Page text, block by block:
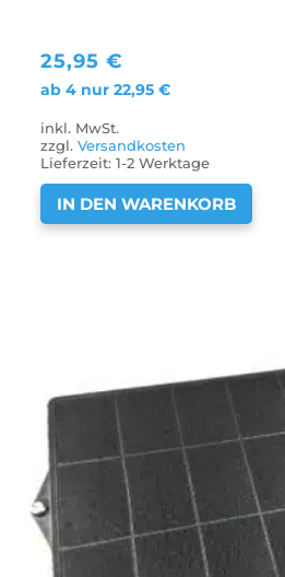
25,95€
ab 4 nur22,95€
inkl. MwSt.
zzgl.Versandkosten
Lieferzeit:1-2 Werktage
IN DEN WARENKORB